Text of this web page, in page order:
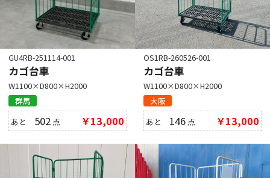
GU4RB-251114-001
カゴ台車
W1100×D800×H2000
群馬
あと 502 点 ￥13,000
OS1RB-260526-001
カゴ台車
W1100×D800×H2000
大阪
あと 146 点 ￥13,000